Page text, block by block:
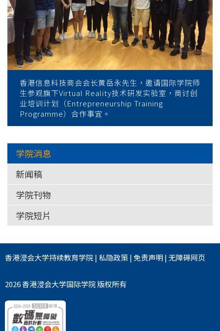
香港信息科技商会会长黄岳永先生，邀请国际学院师
生参观旗下Virtual Reality技术研发实验室，商讨创
业培训计划（Entrepreneurship Training
Programme）合作事宜。
学院消息
新闻稿
学院刊物
学院短片
香港浸会大学持续教育学院| 私隐政策|免责声明|无障碍网页
2026 香港浸会大学国际学院 版权所有